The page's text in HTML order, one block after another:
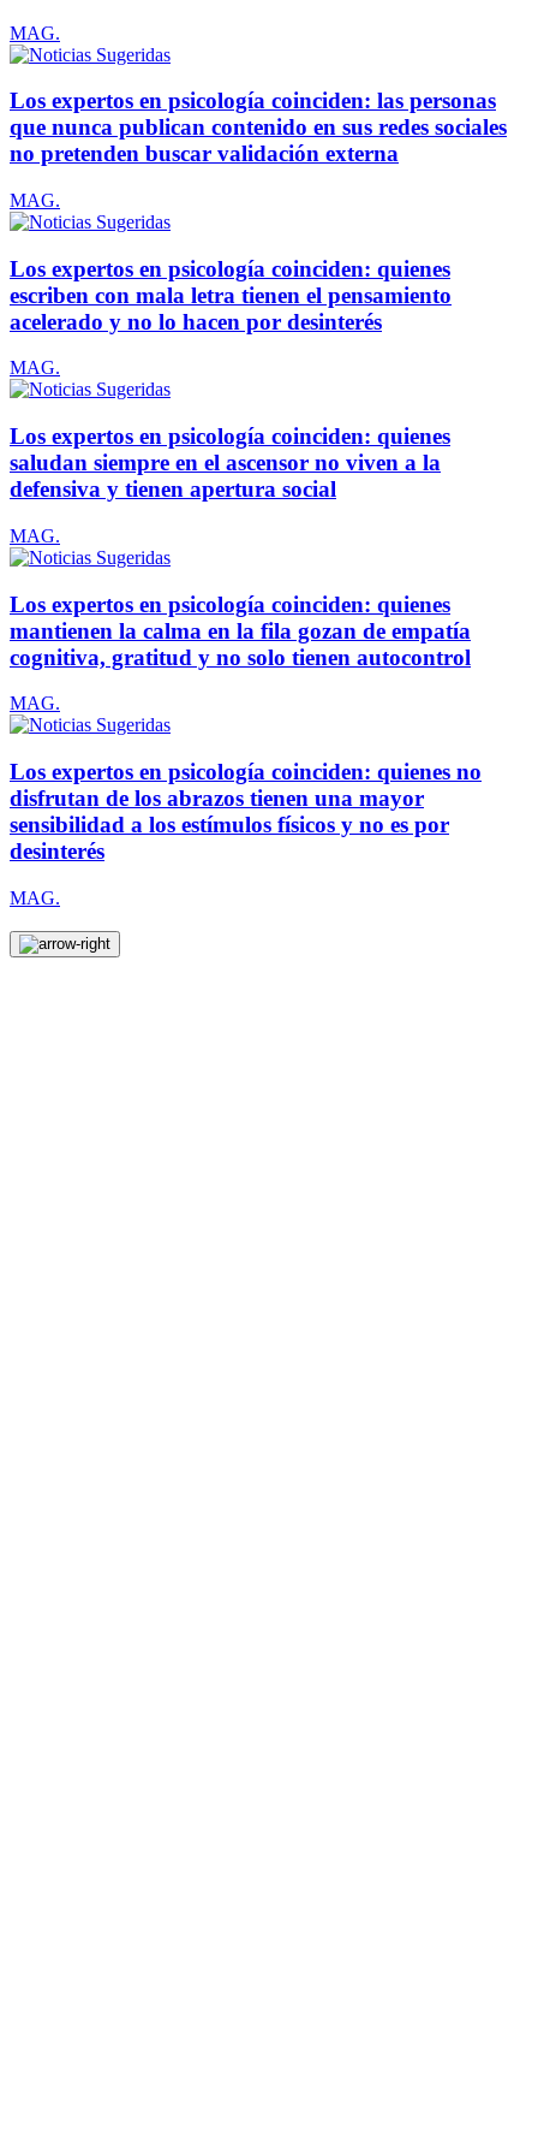
MAG.
Los expertos en psicología coinciden: las personas
que nunca publican contenido en sus redes sociales
no pretenden buscar validación externa
MAG.
Los expertos en psicología coinciden: quienes
escriben con mala letra tienen el pensamiento
acelerado y no lo hacen por desinterés
MAG.
Los expertos en psicología coinciden: quienes
saludan siempre en el ascensor no viven a la
defensiva y tienen apertura social
MAG.
Los expertos en psicología coinciden: quienes
mantienen la calma en la fila gozan de empatía
cognitiva, gratitud y no solo tienen autocontrol
MAG.
Los expertos en psicología coinciden: quienes no
disfrutan de los abrazos tienen una mayor
sensibilidad a los estímulos físicos y no es por
desinterés
MAG.